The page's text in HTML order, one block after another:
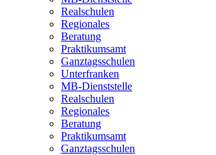
Realschulen
Regionales
Beratung
Praktikumsamt
Ganztagsschulen
Unterfranken
MB-Dienststelle
Realschulen
Regionales
Beratung
Praktikumsamt
Ganztagsschulen